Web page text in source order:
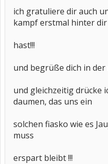
ich gratuliere dir auch
kampf erstmal hinter dir
hast!!!
und begrüße dich in
und gleichzeitig drücke
daumen, das uns ein
solchen fiasko wie es
muss
erspart bleibt !!!